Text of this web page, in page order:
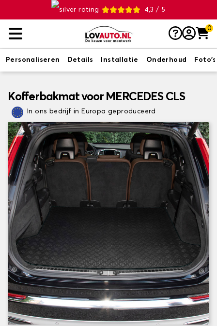
4,3 / 5
0
Personaliseren Details Installatie Onderhoud Foto's
Kofferbakmat voor MERCEDES CLS
In ons bedrijf in Europa geproduceerd